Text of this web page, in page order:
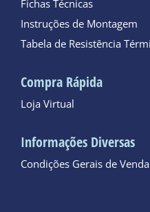
Fichas Técnicas
Instruções de Montagem
Tabela de Resistência
Compra Rápida
Loja Virtual
Informações Diversas
Condições Gerais de Venda